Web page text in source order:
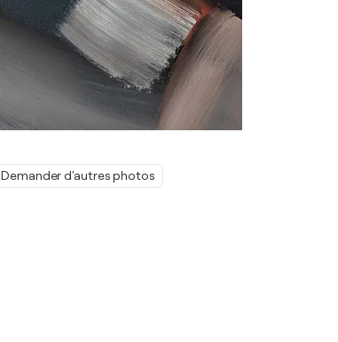
Demander d'autres photos